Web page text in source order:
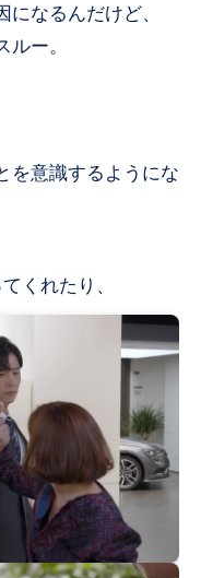
なるんだけど、
ルー。
を意識するようにな
くれたり、